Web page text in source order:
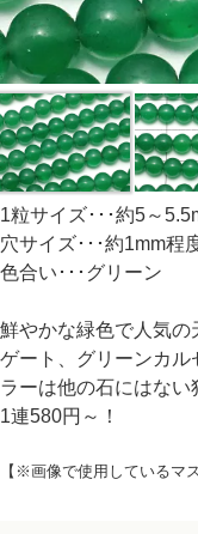
1粒サイズ･･･約5～
穴サイズ･･･約1mm程
色合い･･･グリーン
鮮やかな緑色で人気
ゲート、グリーンカル
ラーは他の石にはない
1連580円～！
【※画像で使用しているマ